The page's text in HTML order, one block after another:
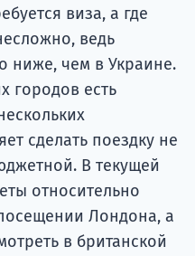
виза, а где
ведь
ниже, чем в Украине.
городов есть
сделать поездку не
В текущей
относительно
Лондона, а
в британской